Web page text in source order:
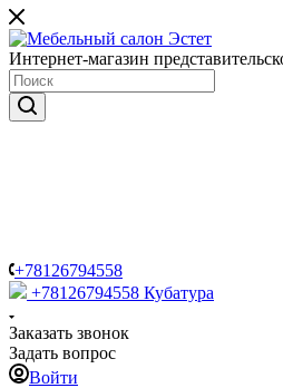
Интернет-магазин
+78126794558
+78126794558 Кубатура
Заказать звонок
Задать вопрос
Войти